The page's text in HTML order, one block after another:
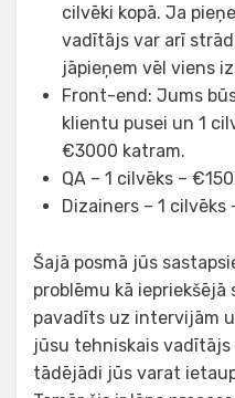
cilvēki kopā. Ja
vadītājs var arī
jāpieņem vēl viens
Front-end: Jums
klientu pusei un 1
€3000 katram.
QA – 1 cilvēks –
Dizainers – 1 cilvēks
Šajā posmā jūs
problēmu kā
pavadīts uz intervijām
jūsu tehniskais
tādējādi jūs varat